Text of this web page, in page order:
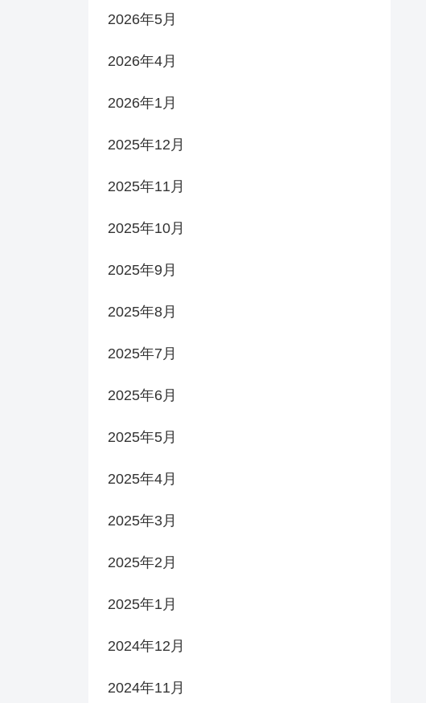
2026年5月
2026年4月
2026年1月
2025年12月
2025年11月
2025年10月
2025年9月
2025年8月
2025年7月
2025年6月
2025年5月
2025年4月
2025年3月
2025年2月
2025年1月
2024年12月
2024年11月